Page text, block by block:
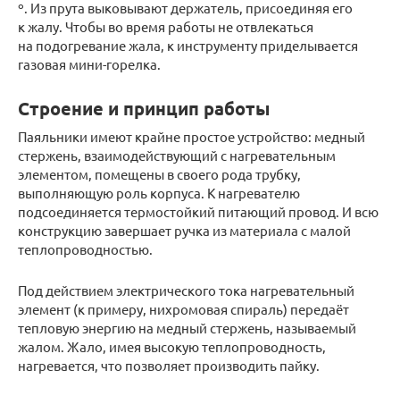
º. Из прута выковывают держатель, присоединяя его
к жалу. Чтобы во время работы не отвлекаться
на подогревание жала, к инструменту приделывается
газовая мини-горелка.
Строение и принцип работы
Паяльники имеют крайне простое устройство: медный
стержень, взаимодействующий с нагревательным
элементом, помещены в своего рода трубку,
выполняющую роль корпуса. К нагревателю
подсоединяется термостойкий питающий провод. И всю
конструкцию завершает ручка из материала с малой
теплопроводностью.
Под действием электрического тока нагревательный
элемент (к примеру, нихромовая спираль) передаёт
тепловую энергию на медный стержень, называемый
жалом. Жало, имея высокую теплопроводность,
нагревается, что позволяет производить пайку.